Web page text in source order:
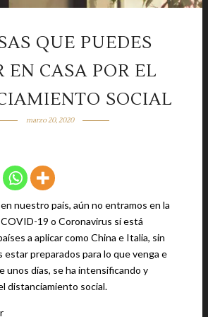
QUE PUEDES
EN CASA POR EL
SOCIAL
marzo 20, 2020
nuestro país, aún no entramos en la
19 o Coronavirus sí está
a aplicar como China e Italia, sin
estar preparados para lo que venga e
unos días, se ha intensificando y
distanciamiento social.